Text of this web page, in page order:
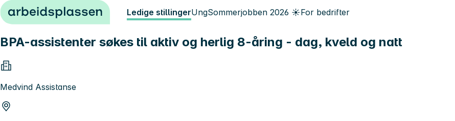
Hopp til innhold Ledige stillingerUngSommerjobben 2026 ☀️For bedrifter
BPA-assistenter søkes til aktiv og herlig 8-åring - dag, kveld og natt
Medvind Assistanse